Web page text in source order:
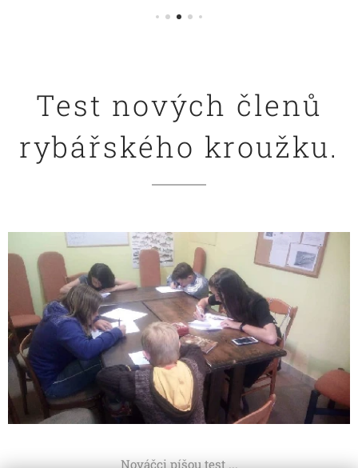
Test nových členů
rybářského kroužku.
Nováčci píšou test ...